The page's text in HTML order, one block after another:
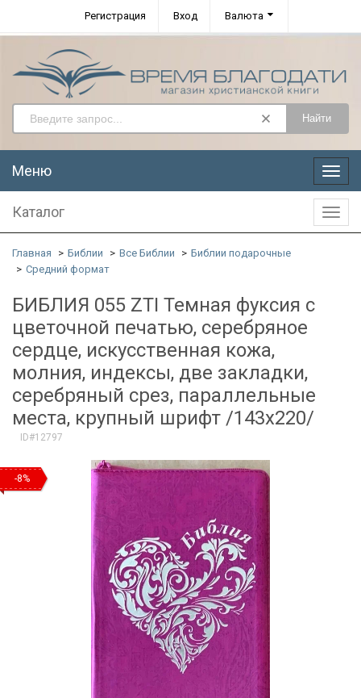
Регистрация Вход Валюта
Найти
Меню
Меню
Каталог
Главная Библии Все Библии
Библии подарочные
Средний формат
БИБЛИЯ 055 ZTI Темная фуксия с
цветочной печатью, серебряное
сердце, искусственная кожа,
молния, индексы, две закладки,
серебряный срез, параллельные
места, крупный шрифт /143х220/
ID#12797
-8%